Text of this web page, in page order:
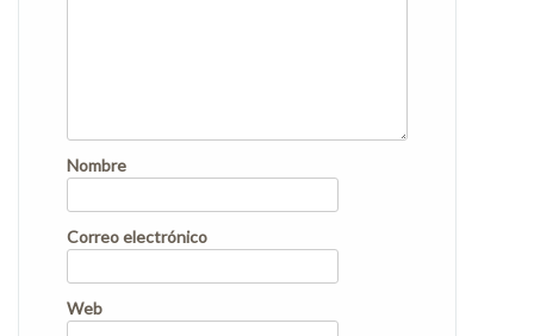
Nombre
Correo electrónico
Web